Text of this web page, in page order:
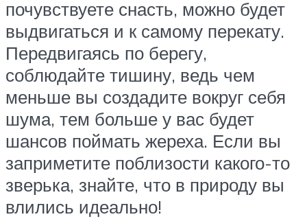
почувствуете снасть, можно будет
выдвигаться и к самому перекату.
Передвигаясь по берегу,
соблюдайте тишину, ведь чем
меньше вы создадите вокруг себя
шума, тем больше у вас будет
шансов поймать жереха. Если вы
заприметите поблизости какого-то
зверька, знайте, что в природу вы
влились идеально!